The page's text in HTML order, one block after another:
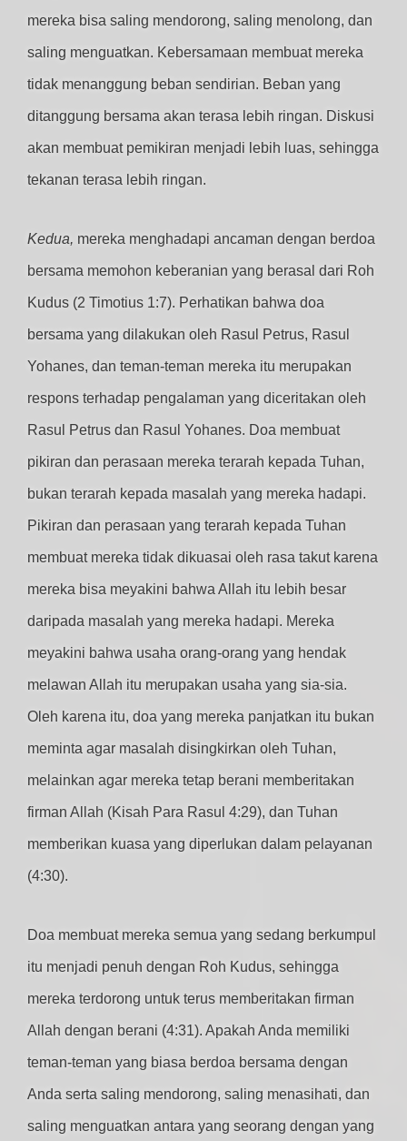
mereka bisa saling mendorong, saling menolong, dan
saling menguatkan. Kebersamaan membuat mereka
tidak menanggung beban sendirian. Beban yang
ditanggung bersama akan terasa lebih ringan. Diskusi
akan membuat pemikiran menjadi lebih luas, sehingga
tekanan terasa lebih ringan.
Kedua, mereka menghadapi ancaman dengan berdoa
bersama memohon keberanian yang berasal dari Roh
Kudus (2 Timotius 1:7). Perhatikan bahwa doa
bersama yang dilakukan oleh Rasul Petrus, Rasul
Yohanes, dan teman-teman mereka itu merupakan
respons terhadap pengalaman yang diceritakan oleh
Rasul Petrus dan Rasul Yohanes. Doa membuat
pikiran dan perasaan mereka terarah kepada Tuhan,
bukan terarah kepada masalah yang mereka hadapi.
Pikiran dan perasaan yang terarah kepada Tuhan
membuat mereka tidak dikuasai oleh rasa takut karena
mereka bisa meyakini bahwa Allah itu lebih besar
daripada masalah yang mereka hadapi. Mereka
meyakini bahwa usaha orang-orang yang hendak
melawan Allah itu merupakan usaha yang sia-sia.
Oleh karena itu, doa yang mereka panjatkan itu bukan
meminta agar masalah disingkirkan oleh Tuhan,
melainkan agar mereka tetap berani memberitakan
firman Allah (Kisah Para Rasul 4:29), dan Tuhan
memberikan kuasa yang diperlukan dalam pelayanan
(4:30).
Doa membuat mereka semua yang sedang berkumpul
itu menjadi penuh dengan Roh Kudus, sehingga
mereka terdorong untuk terus memberitakan firman
Allah dengan berani (4:31). Apakah Anda memiliki
teman-teman yang biasa berdoa bersama dengan
Anda serta saling mendorong, saling menasihati, dan
saling menguatkan antara yang seorang dengan yang